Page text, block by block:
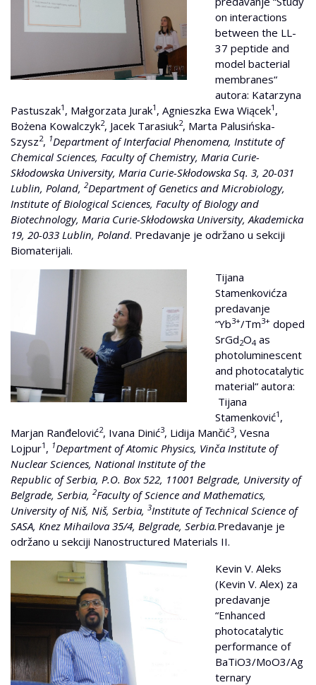
on interactions
between the LL-
37 peptide and
model bacterial
membranes“
autora: Katarzyna
Pastuszak1 , Małgorzata Jurak1 , Agnieszka Ewa Wiącek1 ,
Bożena Kowalczyk2, Jacek Tarasiuk2, Marta Palusińska-
Szysz2, 1Department of Interfacial Phenomena, Institute of
Chemical Sciences, Faculty of Chemistry, Maria Curie-
Skłodowska University, Maria Curie-Skłodowska Sq. 3, 20-031
Lublin, Poland, 2Department of Genetics and Microbiology,
Institute of Biological Sciences, Faculty of Biology and
Biotechnology, Maria Curie-Skłodowska University, Akademicka
19, 20-033 Lublin, Poland. Predavanje je održano u sekciji
Biomaterijali.
Tijana
Stamenkovićza
predavanje
“Yb3+/Tm3+ doped
SrGd2O4 as
photoluminescent
and photocatalytic
material“ autora:
Tijana
Stamenković1 ,
Marjan Ranđelović2, Ivana Dinić3, Lidija Mančić3, Vesna
Lojpur1 , 1Department of Atomic Physics, Vinča Institute of
Nuclear Sciences, National Institute of the
Republic of Serbia, P.O. Box 522, 11001 Belgrade, University of
Belgrade, Serbia, 2Faculty of Science and Mathematics,
University of Niš, Niš, Serbia, 3Institute of Technical Science of
SASA, Knez Mihailova 35/4, Belgrade, Serbia.Predavanje je
održano u sekciji Nanostructured Materials II.
Kevin V. Aleks
(Kevin V. Alex) za
predavanje
“Enhanced
photocatalytic
performance of
BaTiO3/MoO3/Ag
ternary